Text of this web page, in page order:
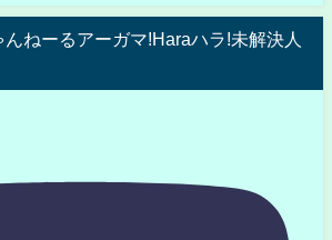
ねーるアーガマ!Haraハラ!未解決人